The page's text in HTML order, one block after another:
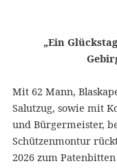
„Ein
Mit 62 Mann,
Salutzug, sowie mit
und Bürgermeister,
Schützenmontur
2026 zum